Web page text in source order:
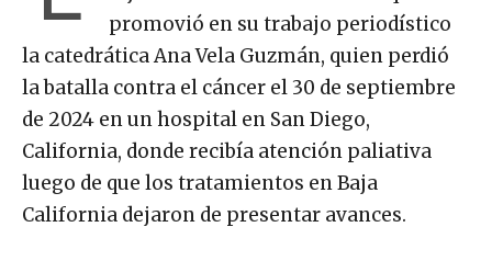
promovió en su trabajo periodístico
la catedrática Ana Vela Guzmán, quien perdió
la batalla contra el cáncer el 30 de septiembre
de 2024 en un hospital en San Diego,
California, donde recibía atención paliativa
luego de que los tratamientos en Baja
California dejaron de presentar avances.